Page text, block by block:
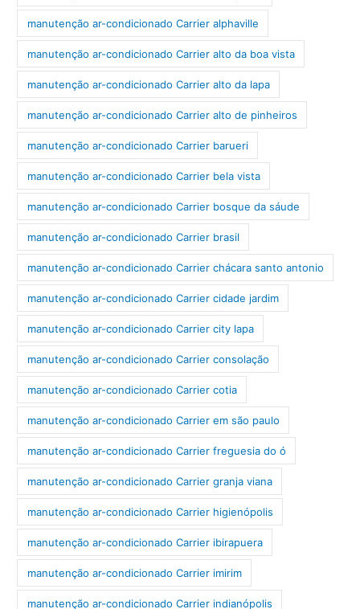
manutenção ar-condicionado Carrier alphaville
manutenção ar-condicionado Carrier alto da boa vista
manutenção ar-condicionado Carrier alto da lapa
manutenção ar-condicionado Carrier alto de pinheiros
manutenção ar-condicionado Carrier barueri
manutenção ar-condicionado Carrier bela vista
manutenção ar-condicionado Carrier bosque da sáude
manutenção ar-condicionado Carrier brasil
manutenção ar-condicionado Carrier chácara santo antonio
manutenção ar-condicionado Carrier cidade jardim
manutenção ar-condicionado Carrier city lapa
manutenção ar-condicionado Carrier consolação
manutenção ar-condicionado Carrier cotia
manutenção ar-condicionado Carrier em são paulo
manutenção ar-condicionado Carrier freguesia do ó
manutenção ar-condicionado Carrier granja viana
manutenção ar-condicionado Carrier higienópolis
manutenção ar-condicionado Carrier ibirapuera
manutenção ar-condicionado Carrier imirim
manutenção ar-condicionado Carrier indianópolis